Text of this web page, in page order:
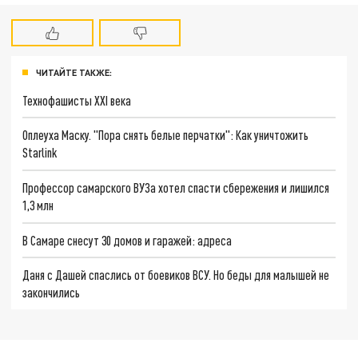
ЧИТАЙТЕ ТАКЖЕ:
Технофашисты XXI века
Оплеуха Маску. "Пора снять белые перчатки": Как уничтожить
Starlink
Профессор самарского ВУЗа хотел спасти сбережения и лишился
1,3 млн
В Самаре снесут 30 домов и гаражей: адреса
Даня с Дашей спаслись от боевиков ВСУ. Но беды для малышей не
закончились